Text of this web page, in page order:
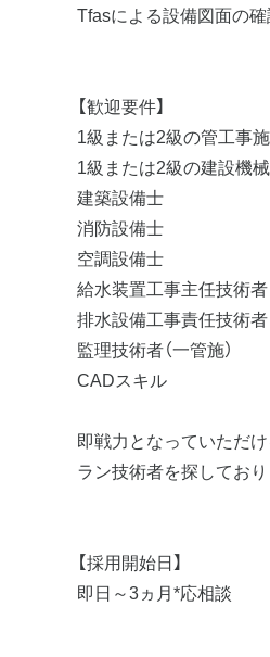
Tfasによる設備図面の確
【歓迎要件】
1級または2級の管工事
1級または2級の建設機
建築設備士
消防設備士
空調設備士
給水装置工事主任技術者
排水設備工事責任技術者
監理技術者（一管施）
CADスキル
即戦力となっていただ
ラン技術者を探しており
【採用開始日】
即日～3ヵ月*応相談